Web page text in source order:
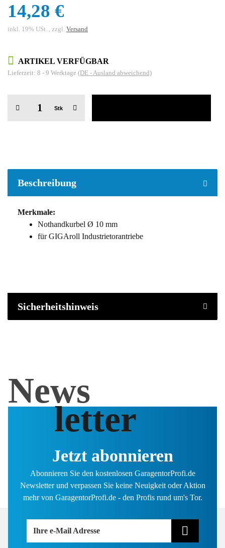
14,28 €
inkl. 19% USt. , zzgl. Versand
ARTIKEL VERFÜGBAR
Lieferzeit: 8 - 9 Werktage (DE - Ausland abweichend)
Stk
Beschreibung
Merkmale:
Nothandkurbel Ø 10 mm
für GIGAroll Industrietorantriebe
Sicherheitshinweis
News
letter
Jetzt abonnieren
Abonnieren Sie den kostenlosen GaragentorProfi.de
Newsletter und verpassen Sie keine Neuigkeit oder Aktion
mehr von GaragentorProfi.de - den Profis rund um's Tor.
Ihre e-Mail Adresse